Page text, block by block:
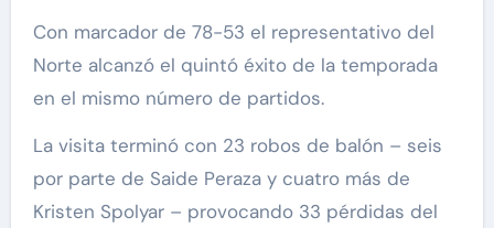
Con marcador de 78-53 el representativo del
Norte alcanzó el quintó éxito de la temporada
en el mismo número de partidos.
La visita terminó con 23 robos de balón – seis
por parte de Saide Peraza y cuatro más de
Kristen Spolyar – provocando 33 pérdidas del